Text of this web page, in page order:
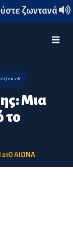
ζωντανά
Μια
το
2026
21Ο ΑΙΩΝΑ